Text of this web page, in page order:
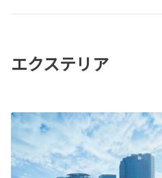
エクステリア